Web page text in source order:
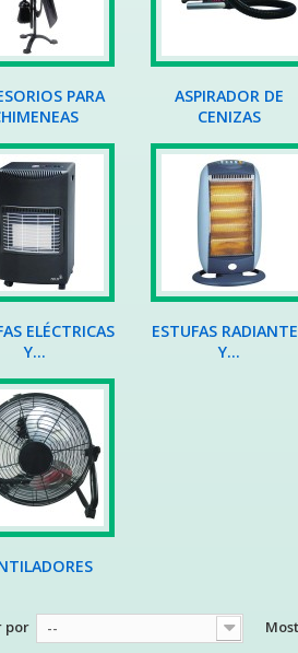
PARA
ASPIRADOR DE
CENIZAS
ELÉCTRICAS
Y...
ESTUFAS
Y...
por --